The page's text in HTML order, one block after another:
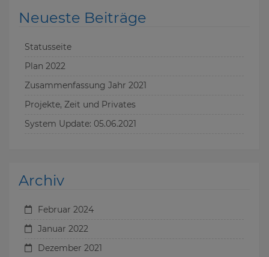
Neueste Beiträge
Statusseite
Plan 2022
Zusammenfassung Jahr 2021
Projekte, Zeit und Privates
System Update: 05.06.2021
Archiv
Februar 2024
Januar 2022
Dezember 2021